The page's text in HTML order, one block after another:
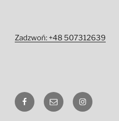
Zadzwoń: +48 507312639
fb
E-
mail
ig